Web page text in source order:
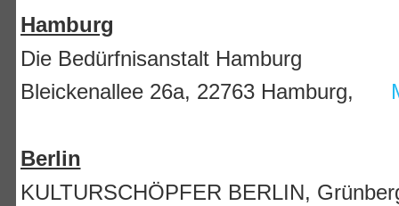
Hamburg
Die Bedürfnisanstalt Hamburg
Bleickenallee 26a, 22763 Hamburg,
Berlin
KULTURSCHÖPFER BERLIN,